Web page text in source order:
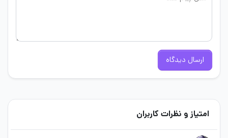
ارسال دیدگاه
امتیاز و نظرات کاربران